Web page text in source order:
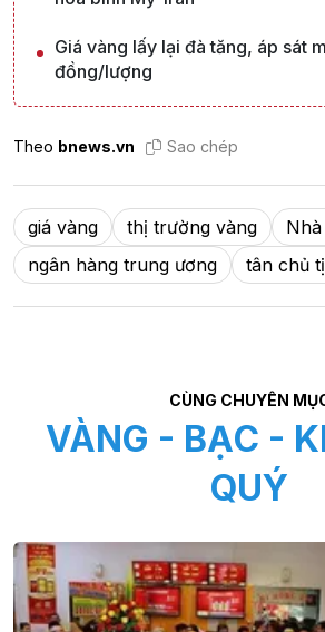
Giá vàng lấy lại đà tăng, áp sát
đồng/lượng
Theo bnews.vn Sao chép
giá vàng thị trường vàng
ngân hàng trung ương
tân chủ
CÙNG CHUYÊN
VÀNG - BẠC -
QUÝ